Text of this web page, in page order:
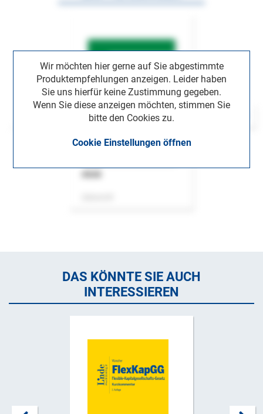
Wir möchten hier gerne auf Sie abgestimmte
Produktempfehlungen anzeigen. Leider haben
Sie uns hierfür keine Zustimmung gegeben.
Wenn Sie diese anzeigen möchten, stimmen Sie
bitte den Cookies zu.
Cookie Einstellungen öffnen
DAS KÖNNTE SIE AUCH
INTERESSIEREN